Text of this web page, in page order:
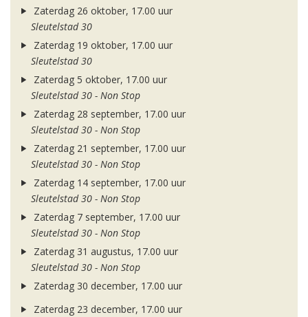
Zaterdag 26 oktober, 17.00 uur
Sleutelstad 30
Zaterdag 19 oktober, 17.00 uur
Sleutelstad 30
Zaterdag 5 oktober, 17.00 uur
Sleutelstad 30 - Non Stop
Zaterdag 28 september, 17.00 uur
Sleutelstad 30 - Non Stop
Zaterdag 21 september, 17.00 uur
Sleutelstad 30 - Non Stop
Zaterdag 14 september, 17.00 uur
Sleutelstad 30 - Non Stop
Zaterdag 7 september, 17.00 uur
Sleutelstad 30 - Non Stop
Zaterdag 31 augustus, 17.00 uur
Sleutelstad 30 - Non Stop
Zaterdag 30 december, 17.00 uur
Zaterdag 23 december, 17.00 uur